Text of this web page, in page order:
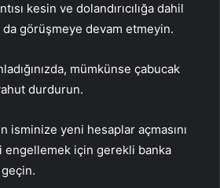
kesin ve dolandırıcılığa dahil
görüşmeye devam etmeyin.
mümkünse çabucak
durdurun.
isminize yeni hesaplar açmasını
engellemek için gerekli banka